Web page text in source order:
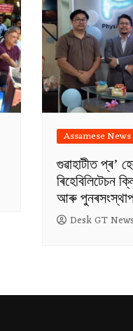
Assamese News
গুৱাহাটীত প্ৰ’
ৰিহেবিলিটেচন
আৰু
Desk GT News